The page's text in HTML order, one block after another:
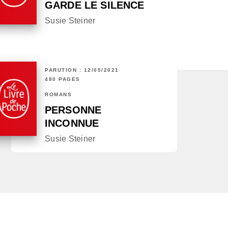
GARDE LE SILENCE
Susie Steiner
PARUTION : 12/05/2021
480 PAGES
ROMANS
PERSONNE
INCONNUE
Susie Steiner